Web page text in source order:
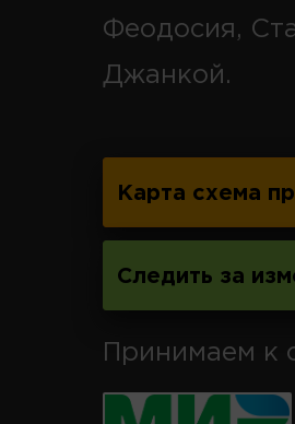
Феодосия,
Джанкой.
Карта схема
Следить за
Принимаем к